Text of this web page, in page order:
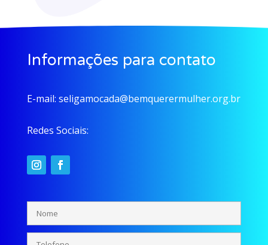
Informações para contato
E-mail: seligamocada@bemquerermulher.org.br
Redes Sociais: